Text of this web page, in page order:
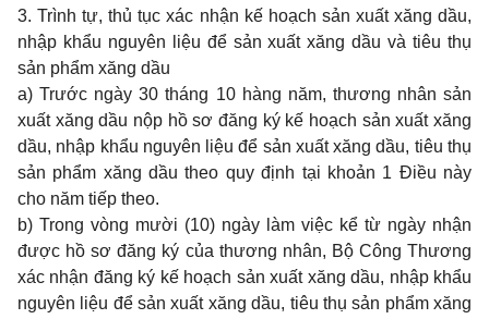
3. Trình tự, thủ tục xác nhận kế hoạch sản xuất xăng dầu,
nhập khẩu nguyên liệu để sản xuất xăng dầu và tiêu thụ
sản phẩm xăng dầu
a) Trước ngày 30 tháng 10 hàng năm, thương nhân sản
xuất xăng dầu nộp hồ sơ đăng ký kế hoạch sản xuất xăng
dầu, nhập khẩu nguyên liệu để sản xuất xăng dầu, tiêu thụ
sản phẩm xăng dầu theo quy định tại khoản 1 Điều này
cho năm tiếp theo.
b) Trong vòng mười (10) ngày làm việc kể từ ngày nhận
được hồ sơ đăng ký của thương nhân, Bộ Công Thương
xác nhận đăng ký kế hoạch sản xuất xăng dầu, nhập khẩu
nguyên liệu để sản xuất xăng dầu, tiêu thụ sản phẩm xăng